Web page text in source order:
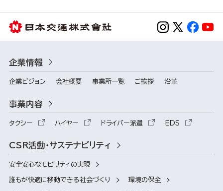
企業情報
企業ビジョン 会社概要 事業所一覧 ご挨拶 沿革
事業内容
タクシー ハイヤー ドライバー派遣 EDS
CSR活動・サステナビリティ
安全安心なモビリティの実現
誰もが快適に移動できる社会づくり 環境の保全